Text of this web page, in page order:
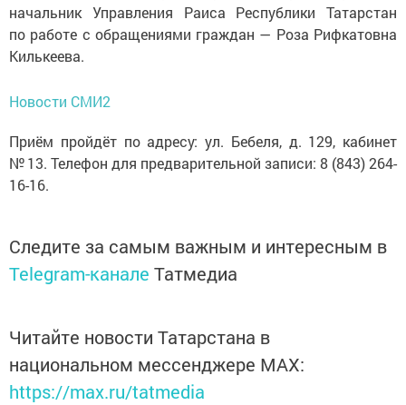
начальник Управления Раиса Республики Татарстан
по работе с обращениями граждан — Роза Рифкатовна
Килькеева.
Новости СМИ2
Приём пройдёт по адресу: ул. Бебеля, д. 129, кабинет
№ 13. Телефон для предварительной записи: 8 (843) 264-
16-16.
Следите за самым важным и интересным в
Telegram-канале Татмедиа
Читайте новости Татарстана в
национальном мессенджере MАХ:
https://max.ru/tatmedia